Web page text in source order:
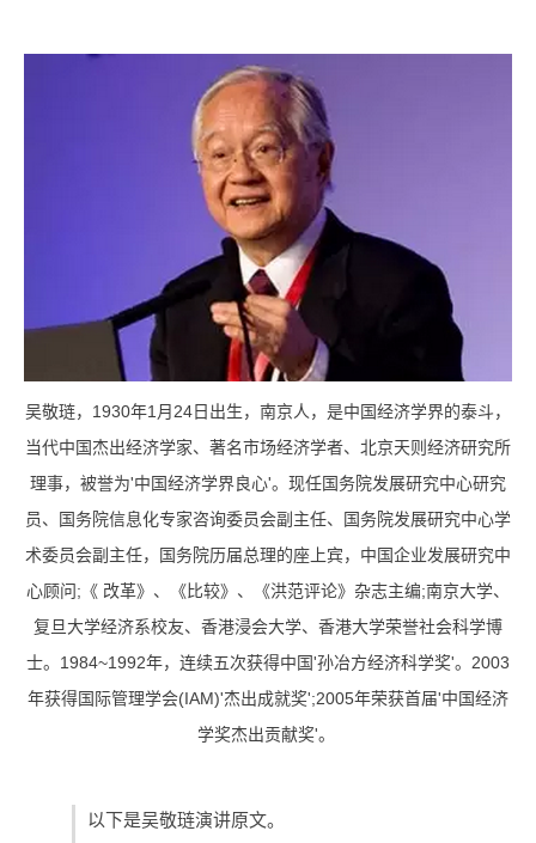
吴敬琏，1930年1月24日出生，南京人，是中国经济学界的泰斗，
当代中国杰出经济学家、著名市场经济学者、北京天则经济研究所
理事，被誉为'中国经济学界良心'。现任国务院发展研究中心研究
员、国务院信息化专家咨询委员会副主任、国务院发展研究中心学
术委员会副主任，国务院历届总理的座上宾，中国企业发展研究中
心顾问;《 改革》、《比较》、《洪范评论》杂志主编;南京大学、
复旦大学经济系校友、香港浸会大学、香港大学荣誉社会科学博
士。1984~1992年，连续五次获得中国'孙冶方经济科学奖'。2003
年获得国际管理学会(IAM)'杰出成就奖';2005年荣获首届'中国经济
学奖杰出贡献奖'。
以下是吴敬琏演讲原文。